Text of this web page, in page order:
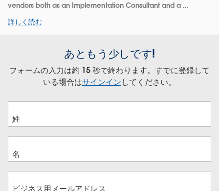
vendors both as an Implementation Consultant and a ...
詳しく読む
あともう少しです!
フォームの入力は約 15 秒で終わります。すでに登録して
いる場合はサインインしてください。